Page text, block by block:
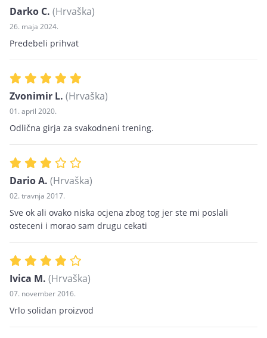
Darko C. (Hrvaška)
26. maja 2024.
Predebeli prihvat
Zvonimir L. (Hrvaška)
01. april 2020.
Odlična girja za svakodneni trening.
Dario A. (Hrvaška)
02. travnja 2017.
Sve ok ali ovako niska ocjena zbog tog jer ste mi poslali
osteceni i morao sam drugu cekati
Ivica M. (Hrvaška)
07. november 2016.
Vrlo solidan proizvod